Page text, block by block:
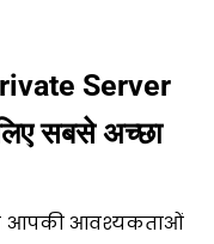
Server
सबसे अच्छा
आपकी आवश्यकताओं